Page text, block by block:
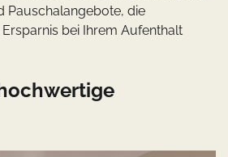
Pauschalangebote, die
bei Ihrem Aufenthalt